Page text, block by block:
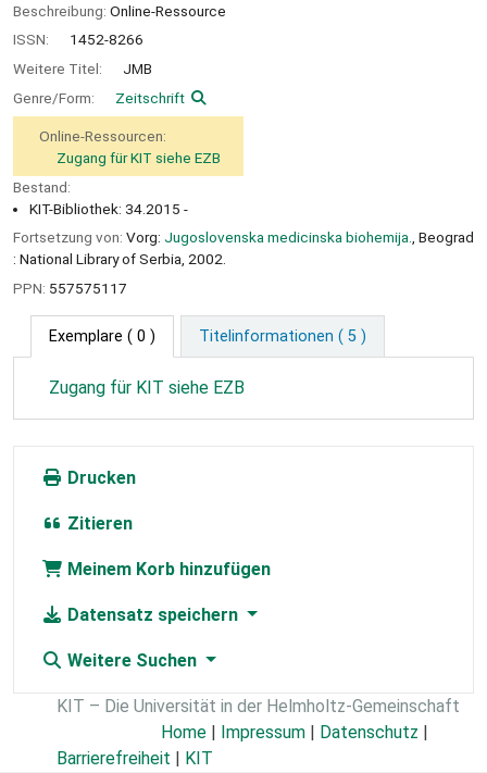
Beschreibung: Online-Ressource
ISSN:
1452-8266
Weitere Titel:
JMB
Genre/Form:
Zeitschrift
Online-Ressourcen:
Zugang für KIT siehe EZB
Bestand:
KIT-Bibliothek: 34.2015 -
Fortsetzung von: Vorg: Jugoslovenska medicinska biohemija., Beograd
: National Library of Serbia, 2002.
PPN: 557575117
Exemplare ( 0 ) Titelinformationen ( 5 )
Zugang für KIT siehe EZB
Drucken
Zitieren
Meinem Korb hinzufügen
Datensatz speichern
Weitere Suchen
KIT – Die Universität in der Helmholtz-Gemeinschaft
Home | Impressum | Datenschutz |
Barrierefreiheit | KIT